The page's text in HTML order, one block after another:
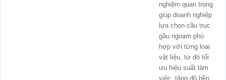
nghiệm quan trọng
giúp doanh nghiệp
lựa chọn cầu trục
gầu ngoạm phù
hợp với từng loại
vật liệu, từ đó tối
ưu hiệu suất làm
việc, tăng độ bền